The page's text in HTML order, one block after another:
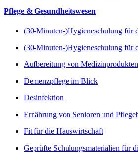
Pflege & Gesundheitswesen
(30-Minuten-)Hygieneschulung für
(30-Minuten-)Hygieneschulung für
Aufbereitung von
Demenzpflege im Blick
Desinfektion
Ernährung von Senioren und
Fit für die Hauswirtschaft
Geprüfte Schulungsmaterialien für